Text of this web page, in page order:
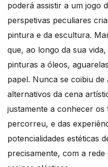
poderá assistir a um jogo
perspetivas peculiares
pintura e da escultura.
que, ao longo da sua
pinturas a óleos,
papel. Nunca se coibiu
alternativos da cena
justamente a conhecer os
percorreu, e das
potencialidades estéticas
precisamente, com a